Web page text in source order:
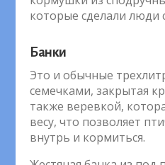
которые сделали люди
Банки
Это и обычные
семечками, закрытая
также веревкой,
весу, что позволяет
внутрь и кормиться.